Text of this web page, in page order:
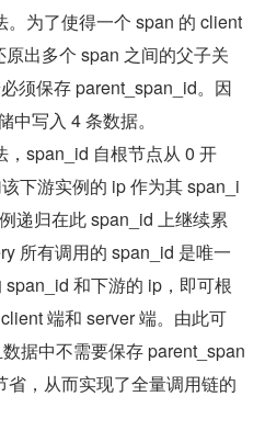
为了使得一个 span 的 client
出多个 span 之间的父子关
须保存 parent_span_id。因
写入 4 条数据。
span_id 自根节点从 0 开
下游实例的 ip 作为其 span_i
递归在此 span_id 上继续累
所有调用的 span_id 是唯一
和下游的 ip，即可根
端和 server 端。由此可
据中不需要保存 parent_span
省，从而实现了全量调用链的